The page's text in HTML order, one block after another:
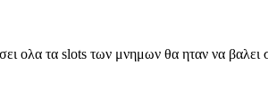
ολα τα slots των μνημων θα ηταν να βαλει